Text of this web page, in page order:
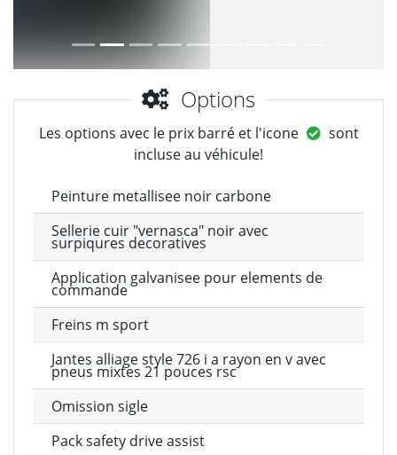
Options
Les options avec le prix barré et l'icone
sont
incluse au véhicule!
Peinture metallisee noir carbone
Sellerie cuir "vernasca" noir avec
surpiqures decoratives
Application galvanisee pour elements de
commande
Freins m sport
Jantes alliage style 726 i a rayon en v avec
pneus mixtes 21 pouces rsc
Omission sigle
Pack safety drive assist